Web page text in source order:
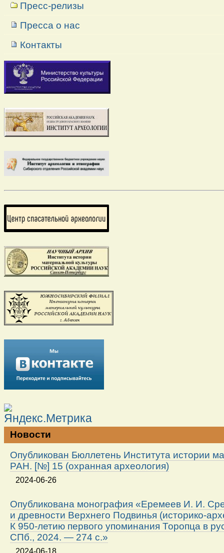
Пресс-релизы
Пресса о нас
Контакты
Новости
Опубликован Бюллетень Института истории
РАН. [№] 15 (охранная археология)
2024-06-26
Опубликована монография «Еремеев И. И.
и древности Верхнего Подвинья (историко-
К 950-летию первого упоминания Торопца в
СПб., 2024. — 274 с.»
2024-06-18